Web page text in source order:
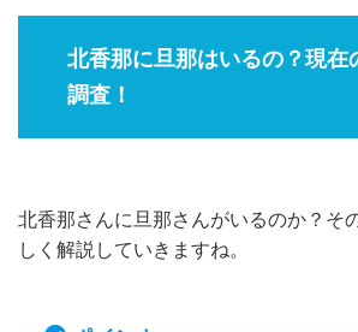
北香那に旦那はいるの？現在
調査！
北香那さんに旦那さんがいるのか？そ
しく解説していきますね。